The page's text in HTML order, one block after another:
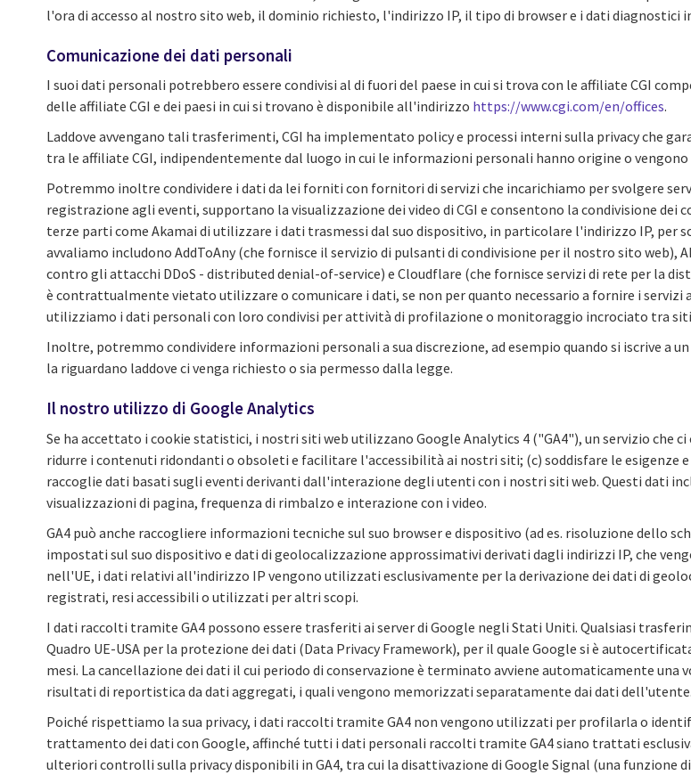
l'ora di accesso al nostro sito web, il dominio richiesto, l'indirizzo IP, il tipo di browser e i dati
Comunicazione dei dati personali
I suoi dati personali potrebbero essere condivisi al di fuori del paese in cui si trova con le affiliate CGI
delle affiliate CGI e dei paesi in cui si trovano è disponibile all'indirizzo https://www.cgi.com/en/offices.
Laddove avvengano tali trasferimenti, CGI ha implementato policy e processi interni sulla privacy che
tra le affiliate CGI, indipendentemente dal luogo in cui le informazioni personali hanno origine o
Potremmo inoltre condividere i dati da lei forniti con fornitori di servizi che incarichiamo per svolgere
registrazione agli eventi, supportano la visualizzazione dei video di CGI e consentono la condivisione
terze parti come Akamai di utilizzare i dati trasmessi dal suo dispositivo, in particolare l'indirizzo IP, per
avvaliamo includono AddToAny (che fornisce il servizio di pulsanti di condivisione per il nostro sito
contro gli attacchi DDoS - distributed denial-of-service) e Cloudflare (che fornisce servizi di rete per la
è contrattualmente vietato utilizzare o comunicare i dati, se non per quanto necessario a fornire i
utilizziamo i dati personali con loro condivisi per attività di profilazione o monitoraggio incrociato tra
Inoltre, potremmo condividere informazioni personali a sua discrezione, ad esempio quando si iscrive a
la riguardano laddove ci venga richiesto o sia permesso dalla legge.
Il nostro utilizzo di Google Analytics
Se ha accettato i cookie statistici, i nostri siti web utilizzano Google Analytics 4 ("GA4"), un servizio che
ridurre i contenuti ridondanti o obsoleti e facilitare l'accessibilità ai nostri siti; (c) soddisfare le esigenze
raccoglie dati basati sugli eventi derivanti dall'interazione degli utenti con i nostri siti web. Questi dati
visualizzazioni di pagina, frequenza di rimbalzo e interazione con i video.
GA4 può anche raccogliere informazioni tecniche sul suo browser e dispositivo (ad es. risoluzione dello
impostati sul suo dispositivo e dati di geolocalizzazione approssimativi derivati dagli indirizzi IP, che
nell'UE, i dati relativi all'indirizzo IP vengono utilizzati esclusivamente per la derivazione dei dati di
registrati, resi accessibili o utilizzati per altri scopi.
I dati raccolti tramite GA4 possono essere trasferiti ai server di Google negli Stati Uniti. Qualsiasi
Quadro UE-USA per la protezione dei dati (Data Privacy Framework), per il quale Google si è
mesi. La cancellazione dei dati il cui periodo di conservazione è terminato avviene automaticamente
risultati di reportistica da dati aggregati, i quali vengono memorizzati separatamente dai dati dell'utente.
Poiché rispettiamo la sua privacy, i dati raccolti tramite GA4 non vengono utilizzati per profilarla o
trattamento dei dati con Google, affinché tutti i dati personali raccolti tramite GA4 siano trattati
ulteriori controlli sulla privacy disponibili in GA4, tra cui la disattivazione di Google Signal (una funzione